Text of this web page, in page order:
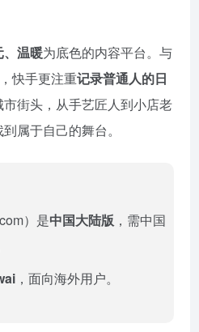
、温暖为底色的内容平台。与
快手更注重记录普通人的日
市街头，从手艺匠人到小店老
属于自己的舞台。
）是中国大陆版 ，需中国
，面向海外用户。